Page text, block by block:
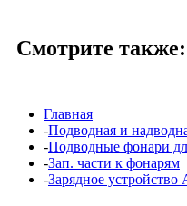
Смотрите также:
Главная
-Подводная и
-Подводные фонари
-Зап. части к фонарям
-Зарядное